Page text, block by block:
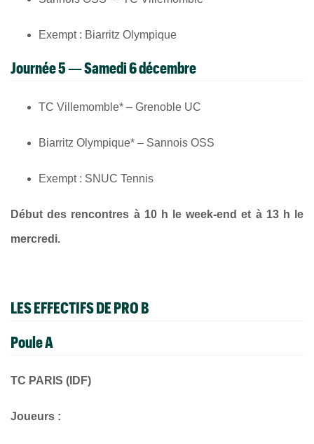
Exempt : Biarritz Olympique
Journée 5 — Samedi 6 décembre
TC Villemomble* – Grenoble UC
Biarritz Olympique* – Sannois OSS
Exempt : SNUC Tennis
Début des rencontres à 10 h le week-end et à 13 h le
mercredi.
LES EFFECTIFS DE PRO B
Poule A
TC PARIS (IDF)
Joueurs :